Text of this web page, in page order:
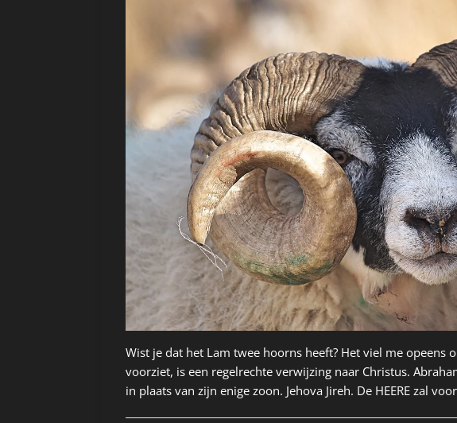
Wist je dat het Lam twee hoorns heeft? Het viel me opeens
voorziet, is een regelrechte verwijzing naar Christus.
in plaats van zijn enige zoon. Jehova Jireh. De HEERE zal